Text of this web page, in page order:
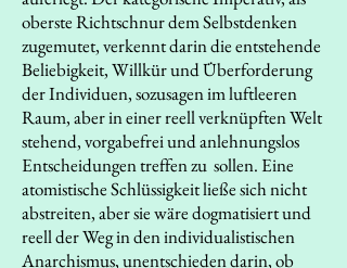
oberste Richtschnur dem Selbstdenken
zugemutet, verkennt darin die entstehende
Beliebigkeit, Willkür und Überforderung
der Individuen, sozusagen im luftleeren
Raum, aber in einer reell verknüpften Welt
stehend, vorgabefrei und anlehnungslos
Entscheidungen treffen zu sollen. Eine
atomistische Schlüssigkeit ließe sich nicht
abstreiten, aber sie wäre dogmatisiert und
reell der Weg in den individualistischen
Anarchismus, unentschieden darin, ob